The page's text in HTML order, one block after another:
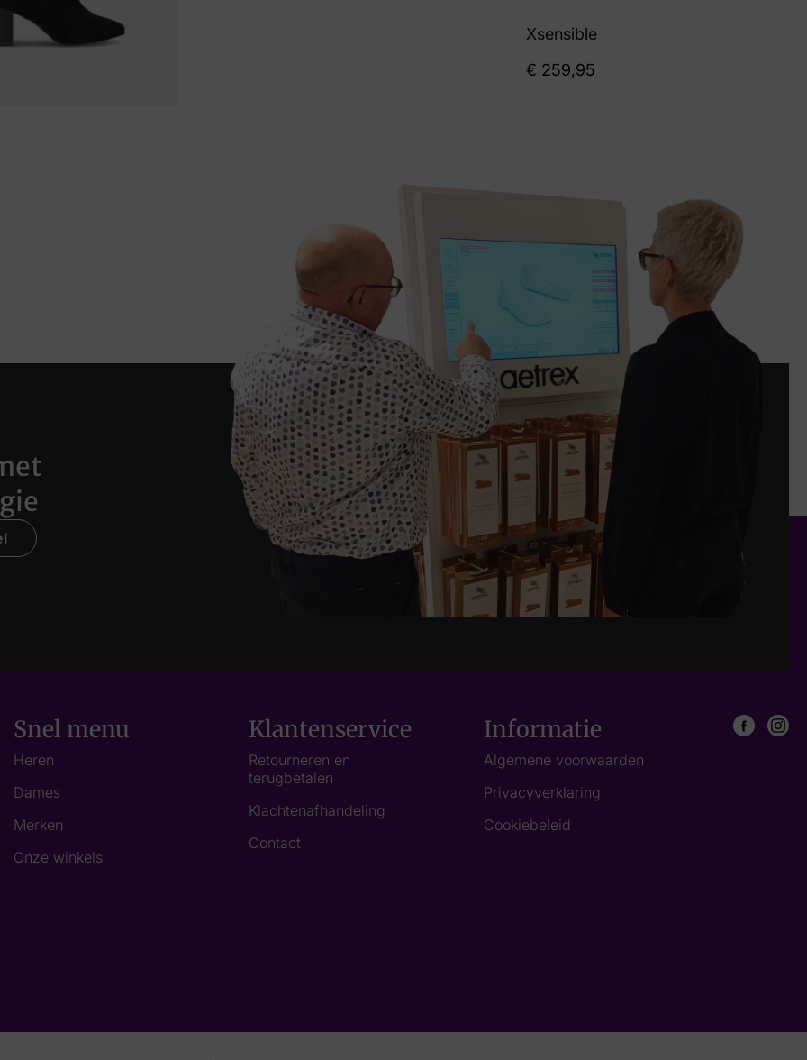
Xsensible
€ 259,95
Snel menu
Heren
Dames
Merken
Onze winkels
Klantenservice
Retourneren en
terugbetalen
Klachtenafhandeling
Contact
Informatie
Algemene voorwaarden
Privacyverklaring
Cookiebeleid